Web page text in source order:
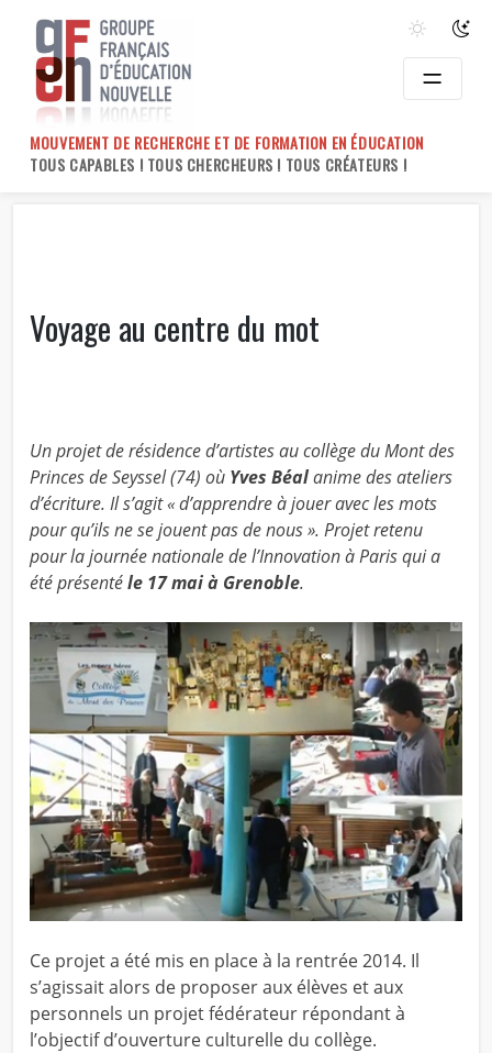
content
MOUVEMENT DE RECHERCHE ET DE FORMATION EN ÉDUCATION
TOUS CAPABLES ! TOUS CHERCHEURS ! TOUS CRÉATEURS !
Voyage au centre du mot
Un projet de résidence d’artistes au collège du Mont des
Princes de Seyssel (74) où Yves Béalanime des ateliers
d’écriture. Il s’agit « d’apprendre à jouer avec les mots
pour qu’ils ne se jouent pas de nous ». Projet retenu
pour la journée nationale de l’Innovation à Paris qui a
été présentéle 17 mai à Grenoble.
Ce projet a été mis en place à la rentrée 2014. Il
s’agissait alors de proposer aux élèves et aux
personnels un projet fédérateur répondant à
l’objectif d’ouverture culturelle du collège.